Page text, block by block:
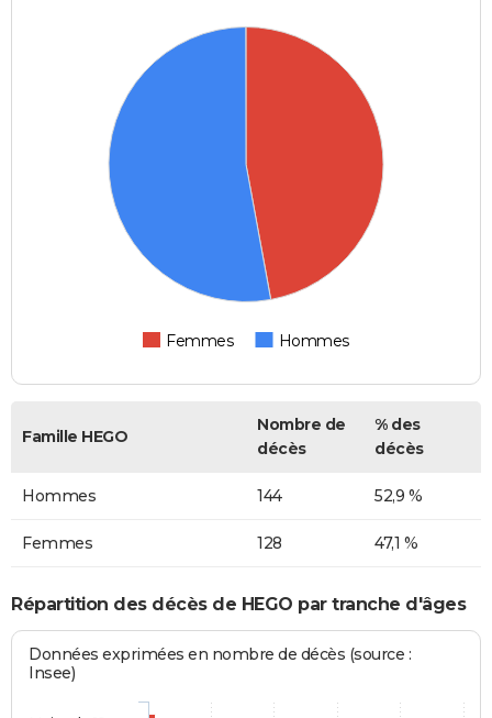
Femmes Hommes
Famille HEGO
Nombre de
décès
% des
décès
Hommes 144 52,9 %
Femmes 128 47,1 %
Répartition des décès de HEGO par tranche d'âges
Données exprimées en nombre de décès (source :
Insee)